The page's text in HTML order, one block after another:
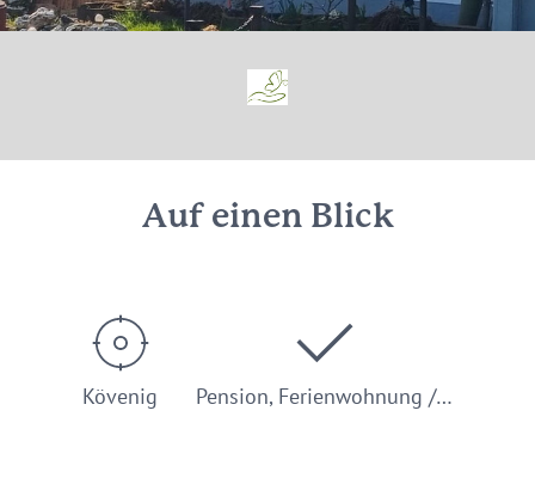
Auf einen Blick
Kövenig Pension, Ferienwohnung /…